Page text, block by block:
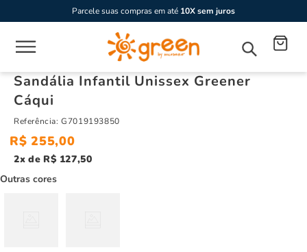
Parcele suas compras em até 10X sem juros
Sandália Infantil Unissex Greener
Cáqui
Referência:G7019193850
R$ 255,00
2 R$ 127,50
Outras cores